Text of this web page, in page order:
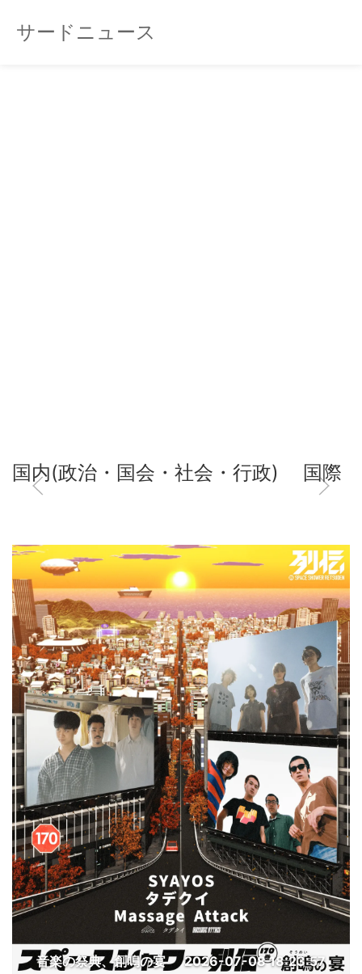
サードニュース
国内(政治・国会・社会・行政) 国際
音楽の祭典、創鳴の宴 2026-07-08 18:23:57